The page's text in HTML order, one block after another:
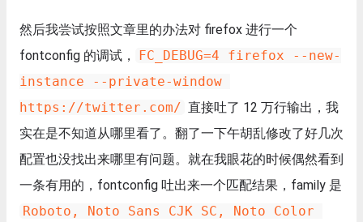
然后我尝试按照文章里的办法对 firefox 进行一个
fontconfig 的调试，
FC_DEBUG=4 firefox --new-
instance --private-window
https://twitter.com/ 直接吐了 12 万行输出，我
实在是不知道从哪里看了。翻了一下午胡乱修改了好几次
配置也没找出来哪里有问题。就在我眼花的时候偶然看到
一条有用的，fontconfig 吐出来一个匹配结果，family 是
Roboto, Noto Sans CJK SC, Noto Color